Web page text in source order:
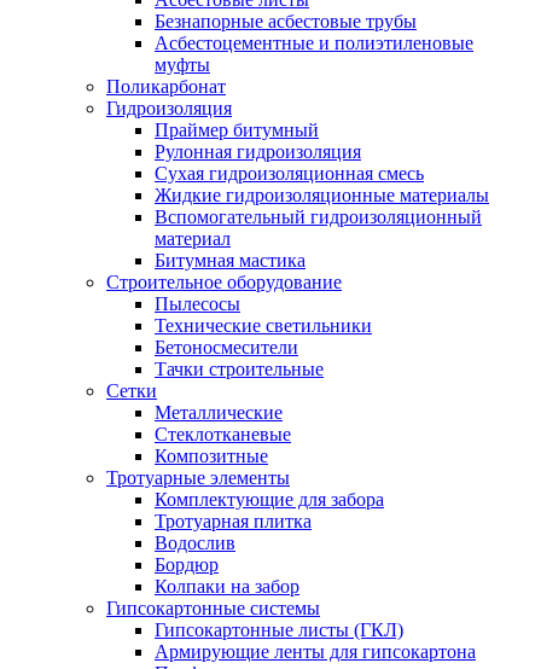
Безнапорные асбестовые трубы
Асбестоцементные и полиэтиленовые
муфты
Поликарбонат
Гидроизоляция
Праймер битумный
Рулонная гидроизоляция
Сухая гидроизоляционная смесь
Жидкие гидроизоляционные материалы
Вспомогательный гидроизоляционный
материал
Битумная мастика
Строительное оборудование
Пылесосы
Технические светильники
Бетоносмесители
Тачки строительные
Сетки
Металлические
Стеклотканевые
Композитные
Тротуарные элементы
Комплектующие для забора
Тротуарная плитка
Водослив
Бордюр
Колпаки на забор
Гипсокартонные системы
Гипсокартонные листы (ГКЛ)
Армирующие ленты для гипсокартона